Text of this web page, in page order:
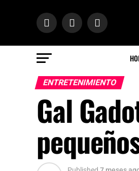
ENTRETENIMIENTO
Gal